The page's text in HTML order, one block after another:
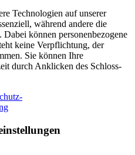
Technologien auf unserer
während andere die
Dabei können personenbezogene
keine Verpflichtung, der
Sie können Ihre
durch Anklicken des Schloss-